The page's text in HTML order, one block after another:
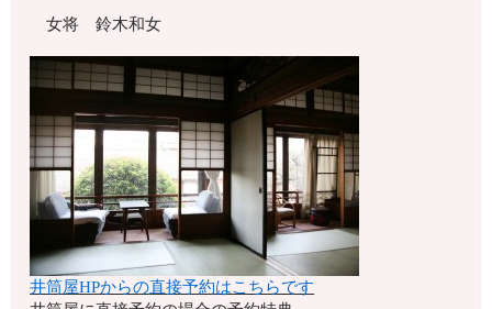
女将 鈴木和女
井筒屋HPからの直接予約はこちらです